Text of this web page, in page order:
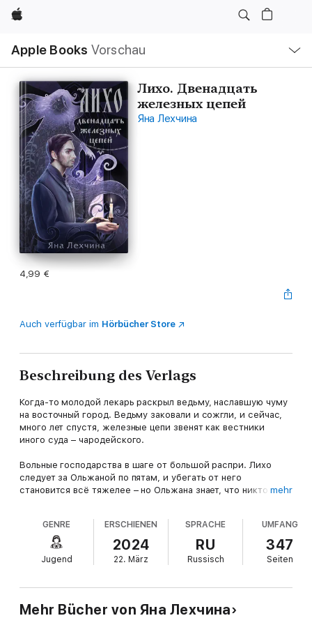
Apple
Apple Books Vorschau
Navigation
Menü
öffnen
Лихо. Двенадцать
железных цепей
Яна Лехчина
4,99 €
Auch verfügbar im Hörbücher Store
Beschreibung des Verlags
Когда-то молодой лекарь раскрыл ведьму, наславшую чуму
на восточный город. Ведьму заковали и сожгли, и сейчас,
много лет спустя, железные цепи звенят как вестники
иного суда – чародейского.
Вольные господарства в шаге от большой распри. Лихо
следует за Ольжаной по пятам, и убегать от него
становится всё тяжелее – но Ольжана знает, что никто не
этой погоне – хищник или жертва: слишком сложно
оставаться в тени, когда вспыхивает вся страна.
Вторая часть трилогии «Лихо» – славянского фэнтези с
«Год Змея» и «Змеиное гнездо» Яны Лехчиной.
В сюжет основных глав вплетены восточные мотивы: орден
mehr
GENRE
Jugend
ERSCHIENEN
2024
22. März
SPRACHE
RU
Russisch
UMFANG
347
Seiten
Mehr Bücher von Яна Лехчина